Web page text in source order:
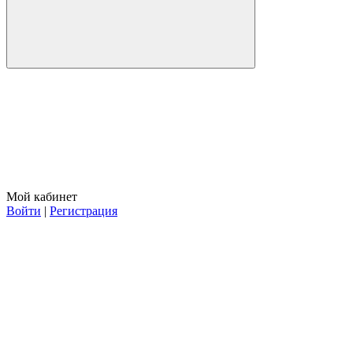
Мой кабинет
Войти | Регистрация